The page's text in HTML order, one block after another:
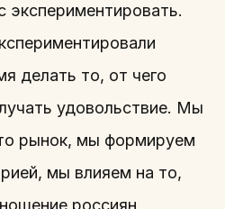
экспериментировать.
делать то, от чего
удовольствие. Мы
рынок, мы формируем
мы влияем на то,
россиян